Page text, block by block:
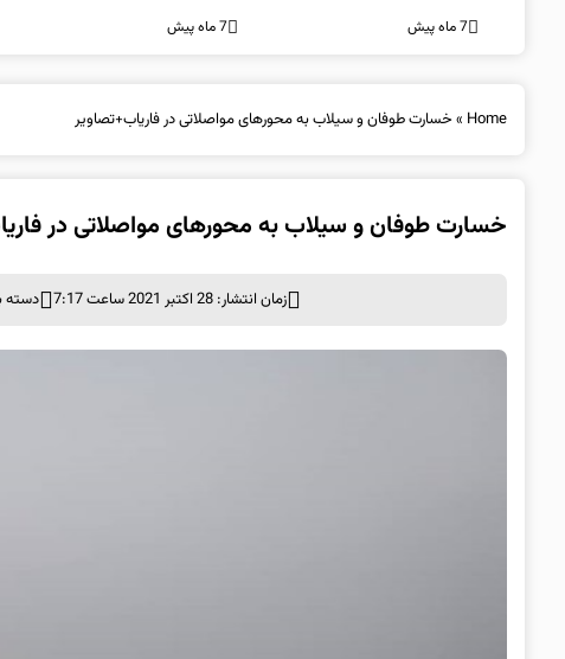
ناپولی
7 ماه پیش 7 ماه پیش
Home
»خسارت طوفان و سیلاب به محورهای مواصلاتی در فاریاب+تصاویر
خسارت طوفان و سیلاب به محورهای مواصلاتی در
زمان انتشار: 28 اکتبر 2021 ساعت 7:17 دسته